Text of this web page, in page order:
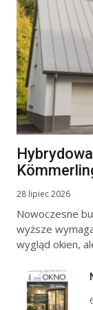
28 lipiec 2026
Nowoczesne
wyższe
wygląd okien,